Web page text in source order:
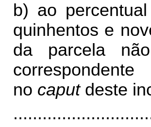
b) ao
quinhentos e
da parcela
no caputdeste